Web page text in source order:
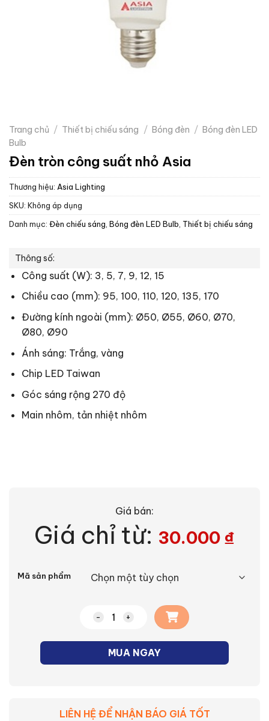
Trang chủ / Thiết bị chiếu sáng / Bóng đèn / Bóng đèn LED
Bulb
Đèn tròn công suất nhỏ Asia
Thương hiệu: Asia Lighting
SKU: Không áp dụng
Danh mục: Đèn chiếu sáng Bóng đèn LED Bulb Thiết bị chiếu sáng
Thông số:
Công suất (W): 3, 5, 7, 9, 12, 15
Chiều cao (mm): 95, 100, 110, 120, 135, 170
Đường kính ngoài (mm): Ø50, Ø55, Ø60, Ø70,
Ø80, Ø90
Ánh sáng: Trắng, vàng
Chip LED Taiwan
Góc sáng rộng 270 độ
Main nhôm, tản nhiệt nhôm
Giá bán:
Giá chỉ từ: 30.000 ₫
Mã sản phẩm
Đèn tròn công suất nhỏ Asia số lượng
MUA NGAY
LIÊN HỆ ĐỂ NHẬN BÁO GIÁ TỐT